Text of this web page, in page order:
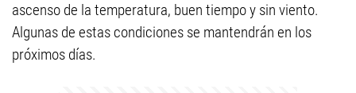
ascenso de la temperatura, buen tiempo y sin viento.
Algunas de estas condiciones se mantendrán en los
próximos días.